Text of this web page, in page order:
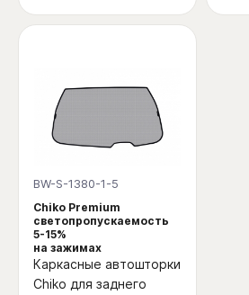
BW-S-1380-1-5
Chiko Premium
светопропускаемость
5-15%
на зажимах
Каркасные автошторки
Chiko для заднего